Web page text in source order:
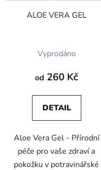
ALOE VERA GEL
hodnocení
produktu
5,0
z
hvězdiček.
Vyprodáno
od 260 Kč
DETAIL
Aloe Vera Gel - Přírodní
péče pro vaše zdraví a
pokožku v potravinářské